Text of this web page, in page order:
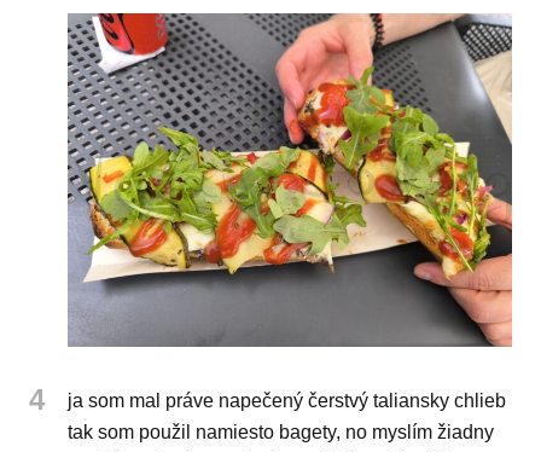
4
ja som mal práve napečený čerstvý taliansky chlieb
tak som použil namiesto bagety, no myslím žiadny